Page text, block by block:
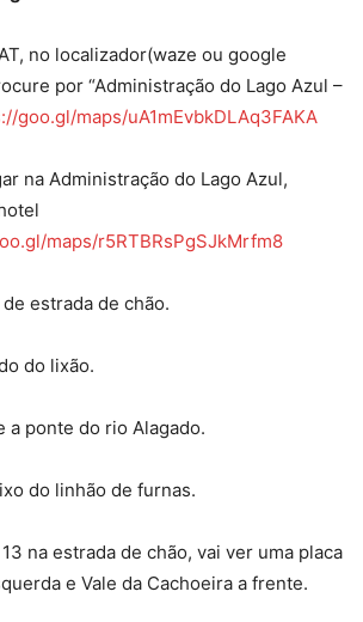
no localizador(waze ou google
por “Administração do Lago Azul –
goo.gl/maps/uA1mEvbkDLAq3FAKA
na Administração do Lago Azul,
maps/r5RTBRsPgSJkMrfm8
estrada de chão.
do lixão.
a ponte do rio Alagado.
do linhão de furnas.
na estrada de chão, vai ver uma placa
e Vale da Cachoeira a frente.